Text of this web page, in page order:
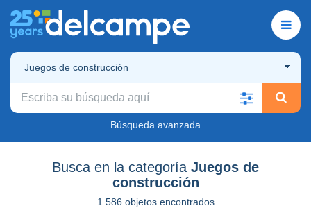
Juegos de construcción
Búsqueda avanzada
Busca en la categoría Juegos de
construcción
1.586 objetos encontrados